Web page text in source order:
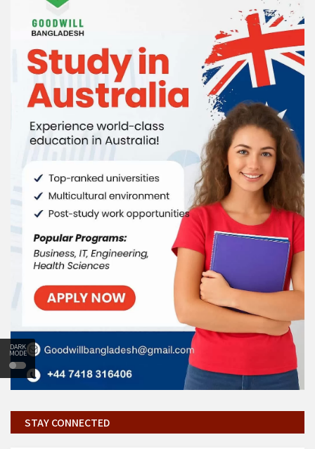
DARK
MODE
STAY CONNECTED